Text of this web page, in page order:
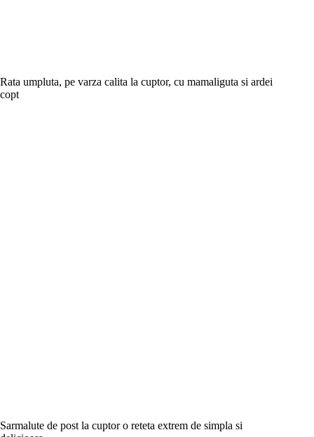
Rata umpluta, pe varza calita la cuptor, cu mamaliguta si ardei
copt
Sarmalute de post la cuptor o reteta extrem de simpla si